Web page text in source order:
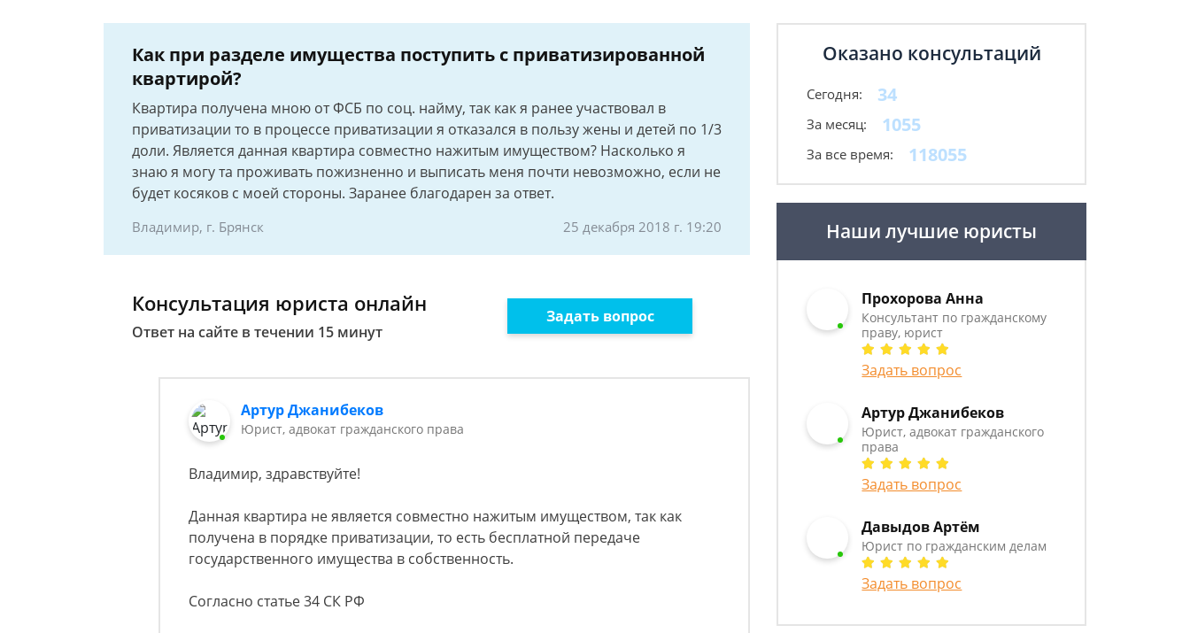
Как при разделе имущества поступить с приватизированной
квартирой?
Квартира получена мною от ФСБ по соц. найму, так как я ранее участвовал в
приватизации то в процессе приватизации я отказался в пользу жены и детей по 1/3
доли. Является данная квартира совместно нажитым имуществом? Насколько я
знаю я могу та проживать пожизненно и выписать меня почти невозможно, если не
будет косяков с моей стороны. Заранее благодарен за ответ.
Владимир, г. Брянск 25 декабря 2018 г. 19:20
Консультация юриста онлайн
Ответ на сайте в течении 15 минут
Задать вопрос
Артур Джанибеков
Юрист, адвокат гражданского права
Владимир, здравствуйте!
Данная квартира не является совместно нажитым имуществом, так как
получена в порядке приватизации, то есть бесплатной передаче
государственного имущества в собственность.
Согласно статье 34 СК РФ
Оказано консультаций
Сегодня: 34
За месяц: 1055
За все время: 118055
Наши лучшие юристы
Прохорова Анна
Консультант по гражданскому
праву, юрист
Задать вопрос
Артур Джанибеков
Юрист, адвокат гражданского
права
Задать вопрос
Давыдов Артём
Юрист по гражданским делам
Задать вопрос